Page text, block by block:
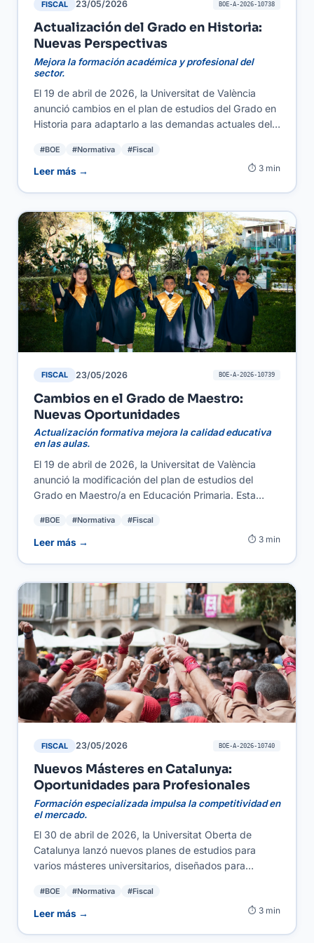
FISCAL 23/05/2026 BOE-A-2026-10738
Actualización del Grado en Historia:
Nuevas Perspectivas
Mejora la formación académica y profesional del
sector.
El 19 de abril de 2026, la Universitat de València
anunció cambios en el plan de estudios del Grado en
Historia para adaptarlo a las demandas actuales del
incorporar nuevos enfoques y contenidos que
enriquezcan la formación de los futuros historiadores.
profesionales que ingresan al mercado laboral,
aumentando las oportunidades de colaboración en
proyectos culturales y educativos.
#BOE #Normativa #Fiscal
Leer más → ⏱ 3 min
FISCAL 23/05/2026 BOE-A-2026-10739
Cambios en el Grado de Maestro:
Nuevas Oportunidades
Actualización formativa mejora la calidad educativa
en las aulas.
El 19 de abril de 2026, la Universitat de València
anunció la modificación del plan de estudios del
Grado en Maestro/a en Educación Primaria. Esta
innovadoras y contenidos relevantes para la
enseñanza moderna, alineándose con las exigencias
ya que aumenta la calidad de los futuros docentes y,
en consecuencia, la educación que recibirán los
alumnos, garantizando un mejor futuro profesional
para ellos.
#BOE #Normativa #Fiscal
Leer más → ⏱ 3 min
FISCAL 23/05/2026 BOE-A-2026-10740
Nuevos Másteres en Catalunya:
Oportunidades para Profesionales
Formación especializada impulsa la competitividad en
el mercado.
El 30 de abril de 2026, la Universitat Oberta de
Catalunya lanzó nuevos planes de estudios para
varios másteres universitarios, diseñados para
actual. Esta actualización busca fortalecer la
formación en áreas clave, ofreciendo un enfoque
#BOE #Normativa #Fiscal
Leer más → ⏱ 3 min